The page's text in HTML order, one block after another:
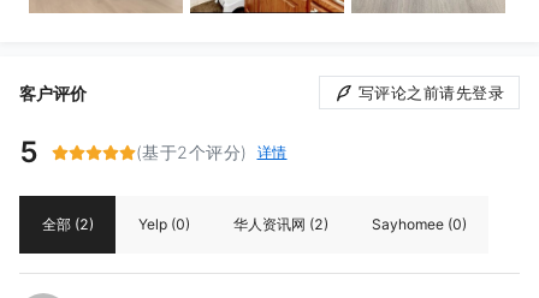
客户评价 写评论之前请先登录
5 (基于2个评分) 详情
全部 (2) Yelp (0) 华人资讯网 (2) Sayhomee (0)